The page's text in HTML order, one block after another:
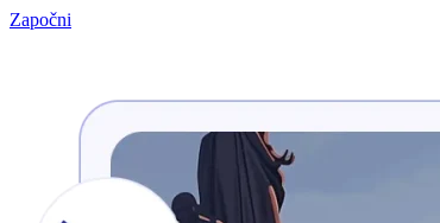
Započni